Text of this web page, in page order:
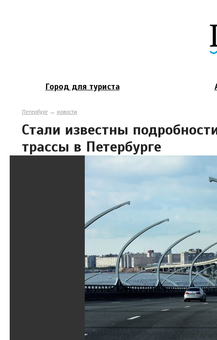
Город для туриста
Петербург→ новости
Стали известны
трассы в Петербурге